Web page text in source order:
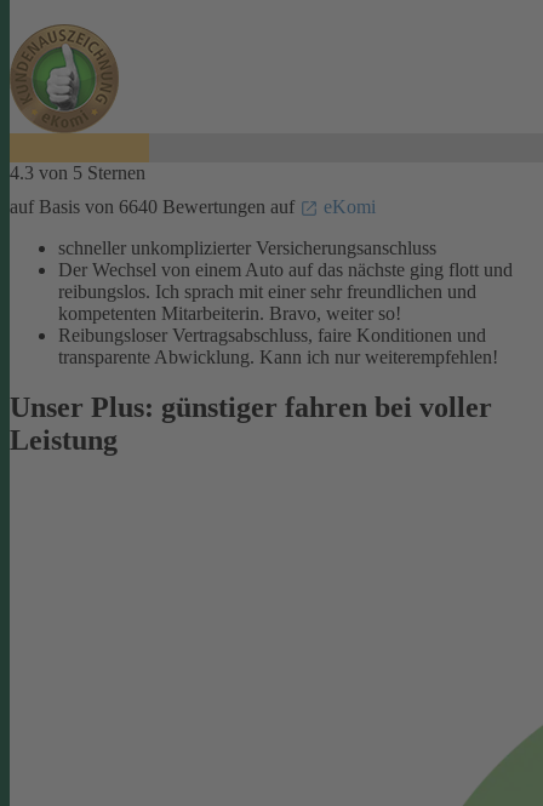
4.3 von 5 Sternen
auf Basis von 6640 Bewertungen auf
eKomi
schneller unkomplizierter Versicherungsanschluss
Der Wechsel von einem Auto auf das nächste ging flott und
reibungslos. Ich sprach mit einer sehr freundlichen und
kompetenten Mitarbeiterin. Bravo, weiter so!
Reibungsloser Vertragsabschluss, faire Konditionen und
transparente Abwicklung. Kann ich nur weiterempfehlen!
Unser Plus: günstiger fahren bei voller
Leistung